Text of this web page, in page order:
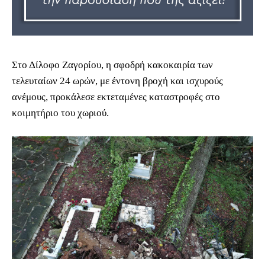
Στο Δίλοφο Ζαγορίου, η σφοδρή κακοκαιρία των
τελευταίων 24 ωρών, με έντονη βροχή και ισχυρούς
ανέμους, προκάλεσε εκτεταμένες καταστροφές στο
κοιμητήριο του χωριού.